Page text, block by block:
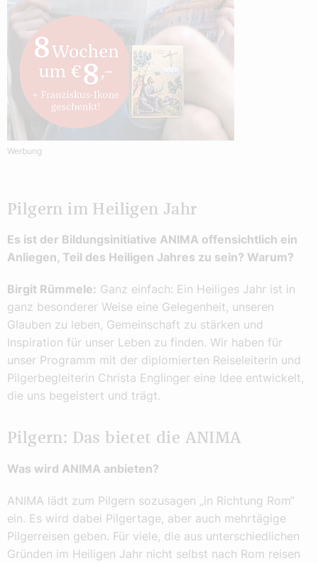
Werbung
Pilgern im Heiligen Jahr
Es ist der Bildungsinitiative ANIMA offensichtlich ein
Anliegen, Teil des Heiligen Jahres zu sein? Warum?
Birgit Rümmele: Ganz einfach: Ein Heiliges Jahr ist in
ganz besonderer Weise eine Gelegenheit, unseren
Glauben zu leben, Gemeinschaft zu stärken und
Inspiration für unser Leben zu finden. Wir haben für
unser Programm mit der diplomierten Reiseleiterin und
Pilgerbegleiterin Christa Englinger eine Idee entwickelt,
die uns begeistert und trägt.
Pilgern: Das bietet die ANIMA
Was wird ANIMA anbieten?
ANIMA lädt zum Pilgern sozusagen „in Richtung Rom“
ein. Es wird dabei Pilgertage, aber auch mehrtägige
Pilgerreisen geben. Für viele, die aus unterschiedlichen
Gründen im Heiligen Jahr nicht selbst nach Rom reisen